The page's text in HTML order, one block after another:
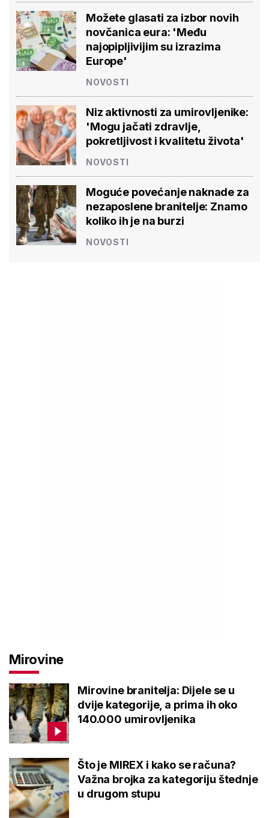
Možete glasati za izbor novih
novčanica eura: 'Među
najopipljivijim su izrazima
Europe'
NOVOSTI
Niz aktivnosti za umirovljenike:
'Mogu jačati zdravlje,
pokretljivost i kvalitetu života'
NOVOSTI
Moguće povećanje naknade za
nezaposlene branitelje: Znamo
koliko ih je na burzi
NOVOSTI
Mirovine
Mirovine branitelja: Dijele se u
dvije kategorije, a prima ih oko
140.000 umirovljenika
Što je MIREX i kako se računa?
Važna brojka za kategoriju štednje
u drugom stupu